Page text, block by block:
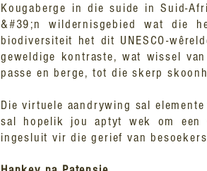
Kougaberge in die suide in Suid-
&#39;n wildernisgebied wat die
biodiversiteit het dit UNESCO-
geweldige kontraste, wat wissel
passe en berge, tot die skerp
Die virtuele aandrywing sal
sal hopelik jou aptyt wek om een
ingesluit vir die gerief van